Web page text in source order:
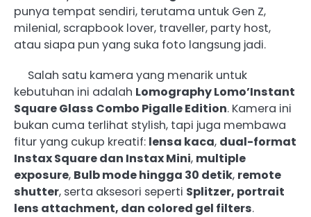
punya tempat sendiri, terutama untuk Gen Z,
milenial, scrapbook lover, traveller, party host,
atau siapa pun yang suka foto langsung jadi.
Salah satu kamera yang menarik untuk
kebutuhan ini adalah Lomography Lomo’Instant
Square Glass Combo Pigalle Edition. Kamera ini
bukan cuma terlihat stylish, tapi juga membawa
fitur yang cukup kreatif: lensa kaca, dual-format
Instax Square dan Instax Mini, multiple
exposure, Bulb mode hingga 30 detik, remote
shutter, serta aksesori seperti Splitzer, portrait
lens attachment, dan colored gel filters.